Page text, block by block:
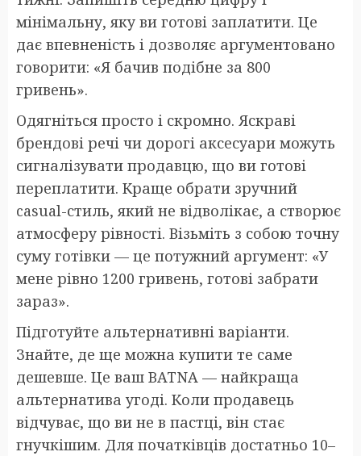
мінімальну, яку ви готові заплатити. Це
дає впевненість і дозволяє аргументовано
говорити: «Я бачив подібне за 800
гривень».
Одягніться просто і скромно. Яскраві
брендові речі чи дорогі аксесуари можуть
сигналізувати продавцю, що ви готові
переплатити. Краще обрати зручний
casual-стиль, який не відволікає, а створює
атмосферу рівності. Візьміть з собою точну
суму готівки — це потужний аргумент: «У
мене рівно 1200 гривень, готові забрати
зараз».
Підготуйте альтернативні варіанти.
Знайте, де ще можна купити те саме
дешевше. Це ваш BATNA — найкраща
альтернатива угоді. Коли продавець
відчуває, що ви не в пастці, він стає
гнучкішим. Для початківців достатньо 10–